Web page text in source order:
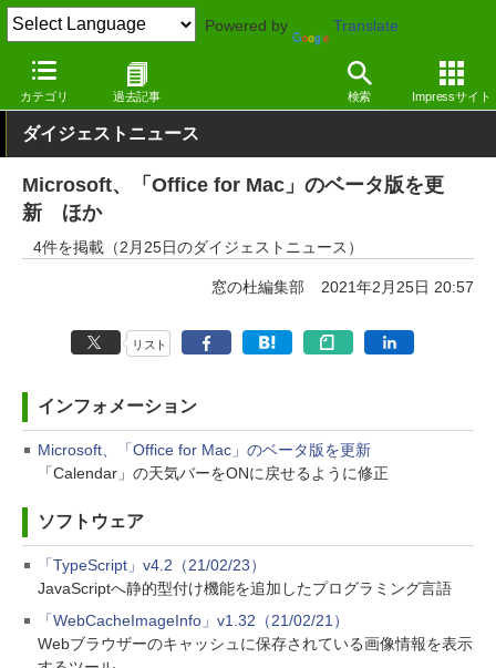
Powered by Translate
カテゴリ 過去記事 検索 Impressサイト
窓の杜 その他の話題 アップデート
ダイジェストニュース
Microsoft、「Office for Mac」のベータ版を更
新 ほか
4件を掲載（2月25日のダイジェストニュース）
窓の杜編集部 2021年2月25日 20:57
リスト
インフォメーション
Microsoft、「Office for Mac」のベータ版を更新
「Calendar」の天気バーをONに戻せるように修正
ソフトウェア
「TypeScript」v4.2（21/02/23）
JavaScriptへ静的型付け機能を追加したプログラミング言語
「WebCacheImageInfo」v1.32（21/02/21）
Webブラウザーのキャッシュに保存されている画像情報を表示